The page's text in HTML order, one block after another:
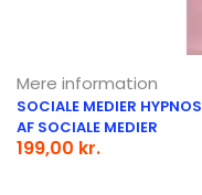
Mere information
SOCIALE MEDIER
AF SOCIALE MEDIER
199,00 kr.